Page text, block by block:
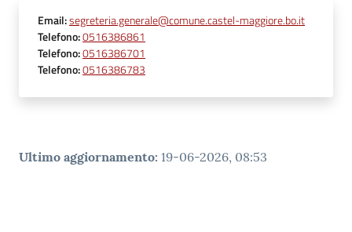
Email:segreteria.generale@comune.castel-maggiore.bo.it
Telefono:0516386861
Telefono:0516386701
Telefono:0516386783
Ultimo aggiornamento: 19-06-2026, 08:53